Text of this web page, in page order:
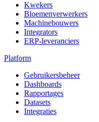
Kwekers
Bloemenverwerkers
Machinebouwers
Integrators
ERP-leveranciers
Platform
Gebruikersbeheer
Dashboards
Rapportages
Datasets
Integraties